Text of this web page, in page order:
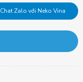
Chat Zalo với Neko Vina